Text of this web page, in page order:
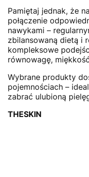
Pamiętaj jednak, że
połączenie
nawykami –
zbilansowaną dietą i
kompleksowe
równowagę,
Wybrane produkty
pojemnościach –
zabrać ulubioną
THESKIN